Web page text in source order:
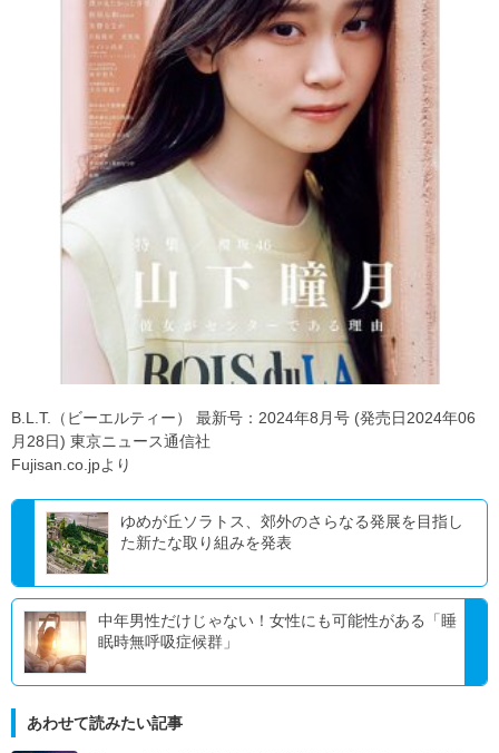
B.L.T.（ビーエルティー） 最新号：2024年8月号 (発売日2024年06
月28日) 東京ニュース通信社
Fujisan.co.jpより
ゆめが丘ソラトス、郊外のさらなる発展を目指し
た新たな取り組みを発表
中年男性だけじゃない！女性にも可能性がある「睡
眠時無呼吸症候群」
あわせて読みたい記事